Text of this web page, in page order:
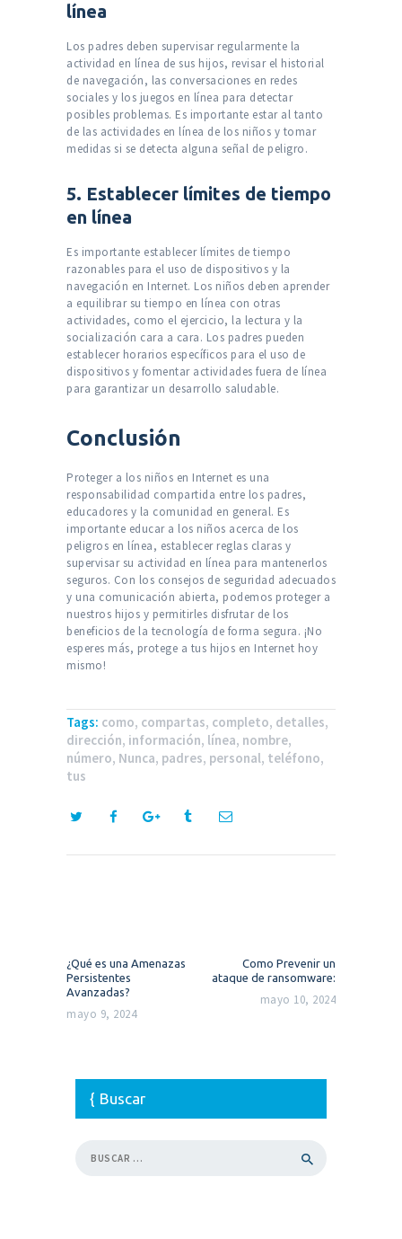
línea
Los padres deben supervisar regularmente la
actividad en línea de sus hijos, revisar el historial
de navegación, las conversaciones en redes
sociales y los juegos en línea para detectar
posibles problemas. Es importante estar al tanto
de las actividades en línea de los niños y tomar
medidas si se detecta alguna señal de peligro.
5. Establecer límites de tiempo
en línea
Es importante establecer límites de tiempo
razonables para el uso de dispositivos y la
navegación en Internet. Los niños deben aprender
a equilibrar su tiempo en línea con otras
actividades, como el ejercicio, la lectura y la
socialización cara a cara. Los padres pueden
establecer horarios específicos para el uso de
dispositivos y fomentar actividades fuera de línea
para garantizar un desarrollo saludable.
Conclusión
Proteger a los niños en Internet es una
responsabilidad compartida entre los padres,
educadores y la comunidad en general. Es
importante educar a los niños acerca de los
peligros en línea, establecer reglas claras y
supervisar su actividad en línea para mantenerlos
seguros. Con los consejos de seguridad adecuados
y una comunicación abierta, podemos proteger a
nuestros hijos y permitirles disfrutar de los
beneficios de la tecnología de forma segura. ¡No
esperes más, protege a tus hijos en Internet hoy
mismo!
Tags: como, compartas, completo, detalles,
dirección, información, línea, nombre,
número, Nunca, padres, personal, teléfono,
tus
Previous
post:
¿Qué es una Amenazas
Persistentes
Avanzadas?
mayo 9, 2024
Como Prevenir un
ataque de ransomware:
mayo 10, 2024
Buscar